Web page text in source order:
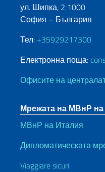
ул. Шипка, 2 1000
София – България
Тел: +35929217300
Електронна поща:
Офисите на
Мрежата на МВнР
МВнР на Италия
Дипломатическата
Viaggiare sicuri